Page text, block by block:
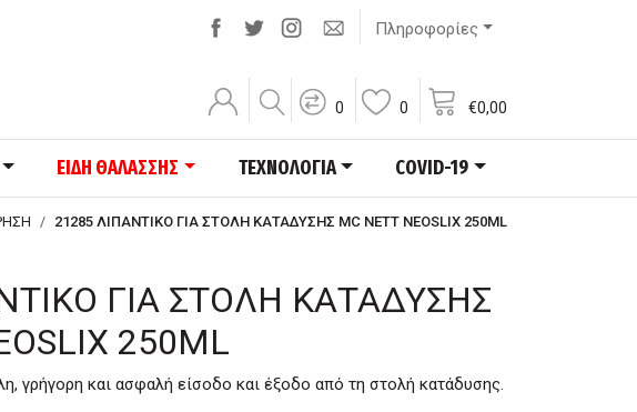
Πληροφορίες
0 0 €0,00
ΕΙΔΗ ΘΑΛΑΣΣΗΣ ΤΕΧΝΟΛΟΓΙΑ COVID-19
21285 ΛΙΠΑΝΤΙΚΟ ΓΙΑ ΣΤΟΛΗ ΚΑΤΑΔΥΣΗΣ MC NETT NEOSLIX 250ML
ΓΙΑ ΣΤΟΛΗ ΚΑΤΑΔΥΣΗΣ
250ML
γρήγορη και ασφαλή είσοδο και έξοδο από τη στολή κατάδυσης.